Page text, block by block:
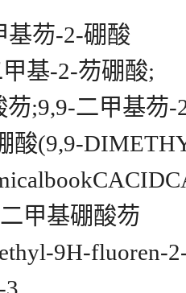
基芴-2-硼酸
基-2-芴硼酸;
;9,9-二甲基芴-
酸(9,9-
甲基硼酸芴
9H-fluoren-